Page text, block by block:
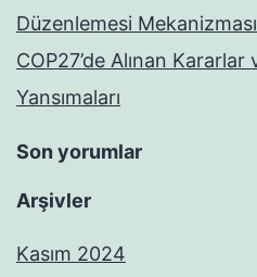
Düzenlemesi
COP27’de Alınan Kararlar
Yansımaları
Son yorumlar
Arşivler
Kasım 2024